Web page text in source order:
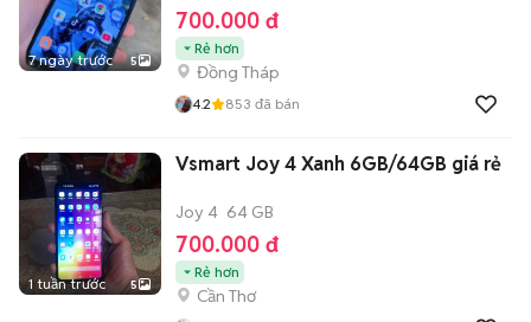
7 ngày trước 5
700.000 đ
Rẻ hơn
Đồng Tháp
4.2 853 đã bán
1 tuần trước 5
Vsmart Joy 4 Xanh 6GB/64GB giá rẻ
Joy 4 64 GB
700.000 đ
Rẻ hơn
Cần Thơ